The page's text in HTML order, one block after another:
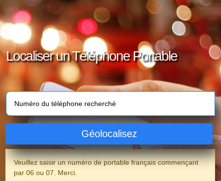
Localiser un Téléphone Portable
Géolocalisez
Veuillez saisir un numéro de portable français commençant
par 06 ou 07. Merci.